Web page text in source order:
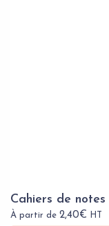
Cahiers de
À partir de 2,40€ HT